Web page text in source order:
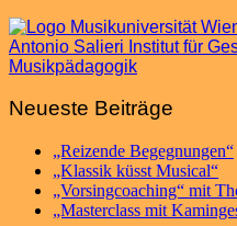
Antonio Salieri Institut für
Musikpädagogik
Neueste Beiträge
„Reizende Begegnungen“
„Klassik küsst Musical“
„Vorsingcoaching“ mit
„Masterclass mit